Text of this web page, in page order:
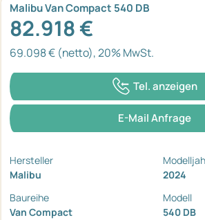
Malibu Van Compact 540 DB
82.918 €
69.098 € (netto), 20% MwSt.
Tel. anzeigen
E-Mail Anfrage
Hersteller
Malibu
2024
Baureihe
Van Compact
Modell
540 DB